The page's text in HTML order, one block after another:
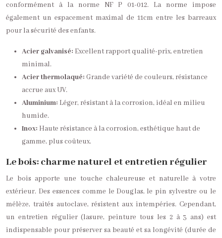
conformément à la norme NF P 01-012. La norme impose
également un espacement maximal de 11cm entre les barreaux
pour la sécurité des enfants.
Acier galvanisé: Excellent rapport qualité-prix, entretien
minimal.
Acier thermolaqué: Grande variété de couleurs, résistance
accrue aux UV.
Aluminium: Léger, résistant à la corrosion, idéal en milieu
humide.
Inox: Haute résistance à la corrosion, esthétique haut de
gamme, plus coûteux.
Le bois: charme naturel et entretien régulier
Le bois apporte une touche chaleureuse et naturelle à votre
extérieur. Des essences comme le Douglas, le pin sylvestre ou le
mélèze, traités autoclave, résistent aux intempéries. Cependant,
un entretien régulier (lasure, peinture tous les 2 à 3 ans) est
indispensable pour préserver sa beauté et sa longévité (durée de